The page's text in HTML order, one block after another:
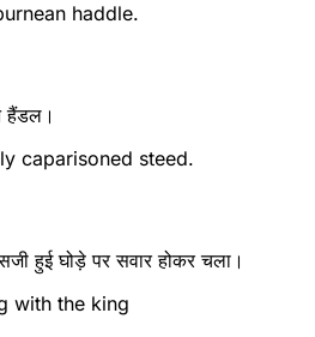
haddle.
हैंडल।
caparisoned steed.
हुई घोड़े पर सवार होकर चला।
with the king